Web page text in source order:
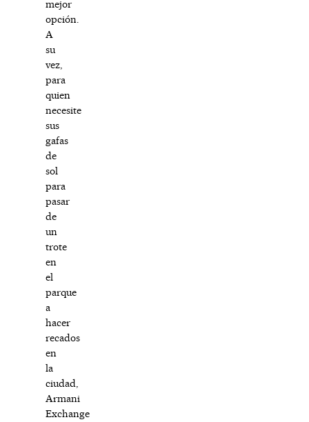
mejor
opción.
A
su
vez,
para
quien
necesite
sus
gafas
de
sol
para
pasar
de
un
trote
en
el
parque
a
hacer
recados
en
la
ciudad,
Armani
Exchange